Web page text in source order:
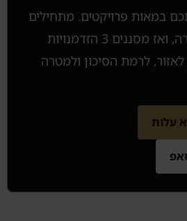
במאות פרויקטים. מתחילים
בבדיקת התאמה קצרה, ואז מסננים 3 הזדמנויות
לרמת הסיכון ולמטרה
עלות